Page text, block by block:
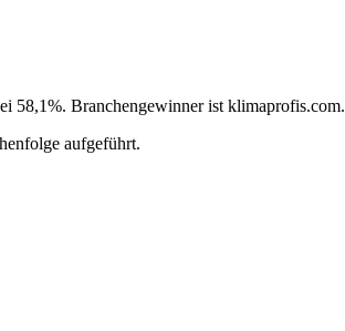
58,1%. Branchengewinner ist klimaprofis.com.
aufgeführt.